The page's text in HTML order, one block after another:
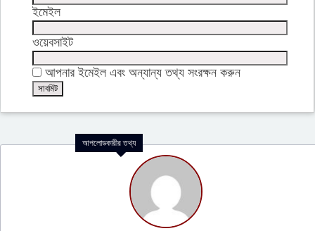
ইমেইল
ওয়েবসাইট
আপনার ইমেইল এবং অন্যান্য তথ্য সংরক্ষন করুন
আপলোডকারীর তথ্য